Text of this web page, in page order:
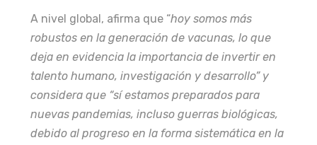
A nivel global, afirma que “hoy somos más
robustos en la generación de vacunas, lo que
deja en evidencia la importancia de invertir en
talento humano, investigación y desarrollo” y
considera que “sí estamos preparados para
nuevas pandemias, incluso guerras biológicas,
debido al progreso en la forma sistemática en la